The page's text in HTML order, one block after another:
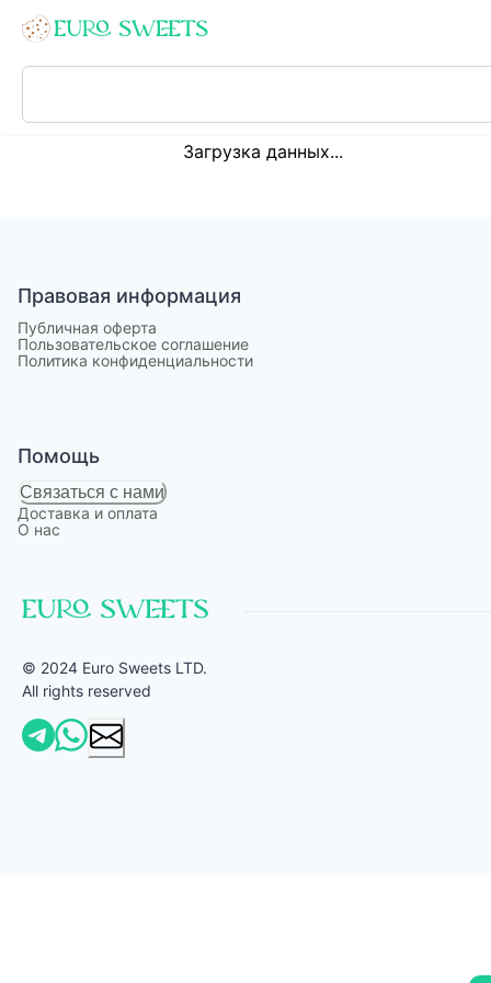
Loading...
Загрузка данных...
Правовая информация
Публичная оферта
Пользовательское соглашение
Политика конфиденциальности
Помощь
Связаться с нами
Доставка и оплата
О нас
© 2024 Euro Sweets LTD.
All rights reserved